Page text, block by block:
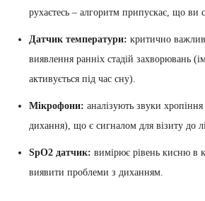
рухаєтесь – алгоритм припускає, що ви
Датчик температури: критично
виявлення ранніх стадій захворювань
активується під час сну).
Мікрофони: аналізують звуки
дихання), що є сигналом для візиту до
SpO2 датчик: вимірює рівень кисню в
виявити проблеми з диханням.